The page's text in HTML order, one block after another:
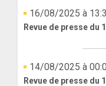
16/08/2025 à
Revue de presse du
14/08/2025 à
Revue de presse du